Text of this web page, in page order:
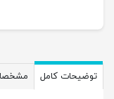
توضیحات کامل